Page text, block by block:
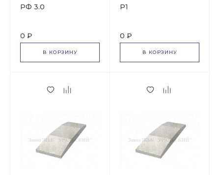
РФ 3.0
0 ₽
В КОРЗИНУ
Р1
0 ₽
В КОРЗИНУ